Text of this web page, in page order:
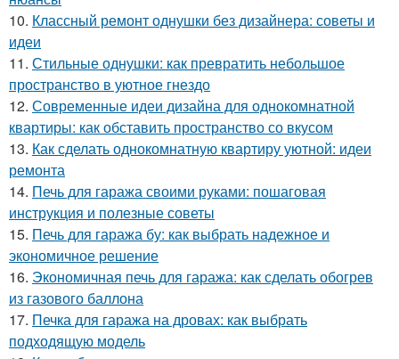
10. Классный ремонт однушки без дизайнера: советы и
идеи
11. Стильные однушки: как превратить небольшое
пространство в уютное гнездо
12. Современные идеи дизайна для однокомнатной
квартиры: как обставить пространство со вкусом
13. Как сделать однокомнатную квартиру уютной: идеи
ремонта
14. Печь для гаража своими руками: пошаговая
инструкция и полезные советы
15. Печь для гаража бу: как выбрать надежное и
экономичное решение
16. Экономичная печь для гаража: как сделать обогрев
из газового баллона
17. Печка для гаража на дровах: как выбрать
подходящую модель